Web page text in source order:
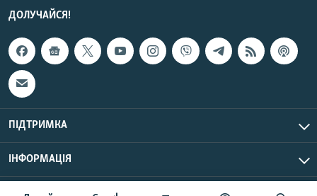
ДОЛУЧАЙСЯ!
ПІДТРИМКА
ІНФОРМАЦІЯ